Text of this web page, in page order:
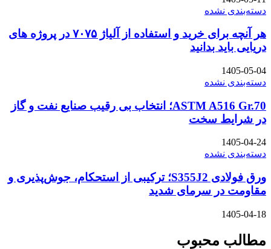
دسته‌بندی نشده
هر آنچه برای خرید و استفاده از آلیاژ ۷۰۷۵ در پروژه های
دریایی باید بدانید
1405-05-04
دسته‌بندی نشده
ASTM A516 Gr.70؛ انتخاب بی رقیب صنایع نفت و گاز
در شرایط سخت
1405-04-24
دسته‌بندی نشده
ورق فولادی S355J2؛ ترکیبی از استحکام، جوش‌پذیری و
مقاومت در سرمای شدید
1405-04-18
مطالب محبوب